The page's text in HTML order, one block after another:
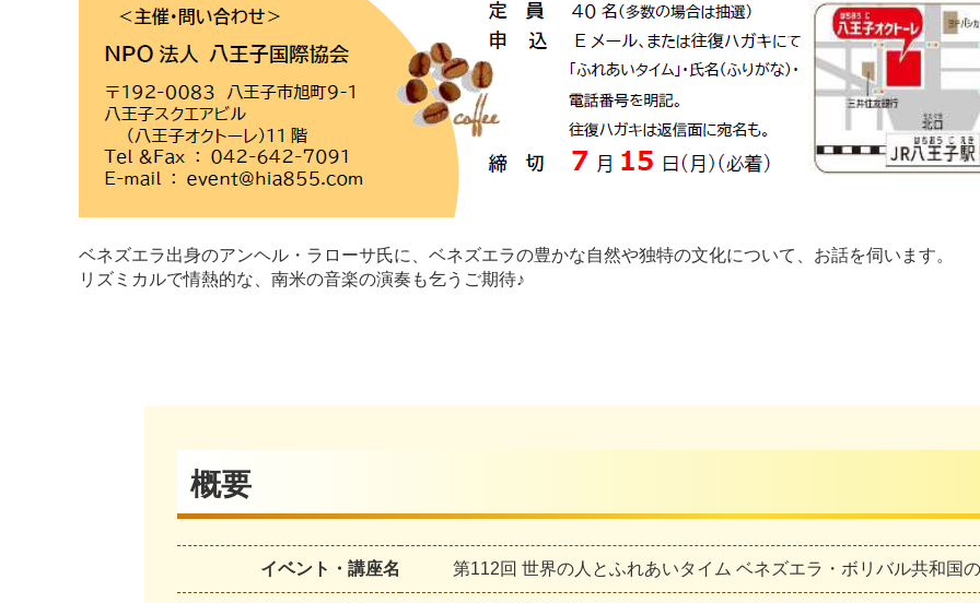
ベネズエラ出身のアンヘル・ラローサ氏に、ベネズエラの豊かな自然や独特の文化について、お話を伺います。
リズミカルで情熱的な、南米の音楽の演奏も乞うご期待♪
概要
イベント・講座名 第112回 世界の人とふれあいタイム ベネズエラ・ボリバル共和国